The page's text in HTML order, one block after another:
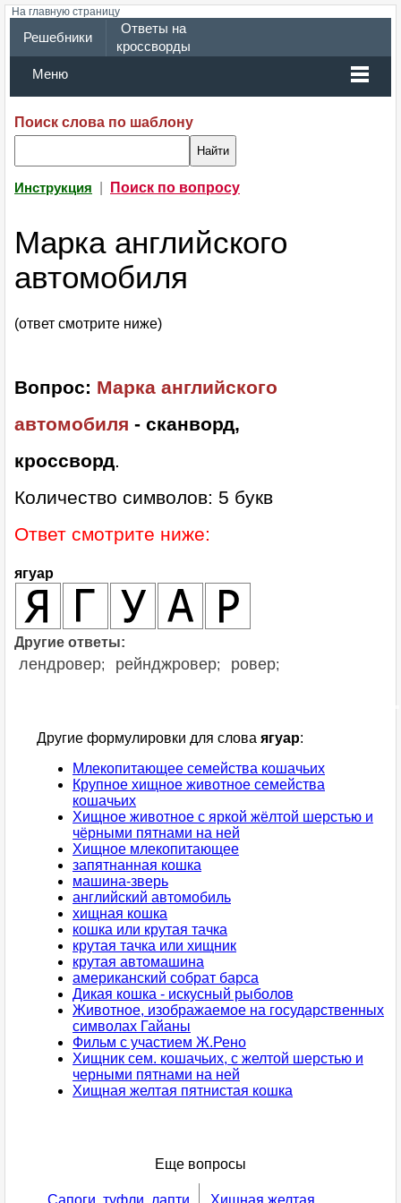
На главную страницу
Решебники
Ответы на
кроссворды
Меню
Поиск слова по шаблону
Инструкция Поиск по вопросу
Марка английского
автомобиля
(ответ смотрите ниже)
Вопрос: Марка английского
автомобиля - сканворд,
кроссворд.
Количество символов: 5 букв
Ответ смотрите ниже:
ягуар
Другие ответы:
лендровер; рейнджровер; ровер;
Другие формулировки для слова ягуар:
Млекопитающее семейства кошачьих
Крупное хищное животное семейства
кошачьих
Хищное животное с яркой жёлтой шерстью и
чёрными пятнами на ней
Хищное млекопитающее
запятнанная кошка
машина-зверь
английский автомобиль
хищная кошка
кошка или крутая тачка
крутая тачка или хищник
крутая автомашина
американский собрат барса
Дикая кошка - искусный рыболов
Животное, изображаемое на государственных
символах Гайаны
Фильм с участием Ж.Рено
Хищник сем. кошачьих, с желтой шерстью и
черными пятнами на ней
Хищная желтая пятнистая кошка
Еще вопросы
Сапоги, туфли, лапти Хищная желтая